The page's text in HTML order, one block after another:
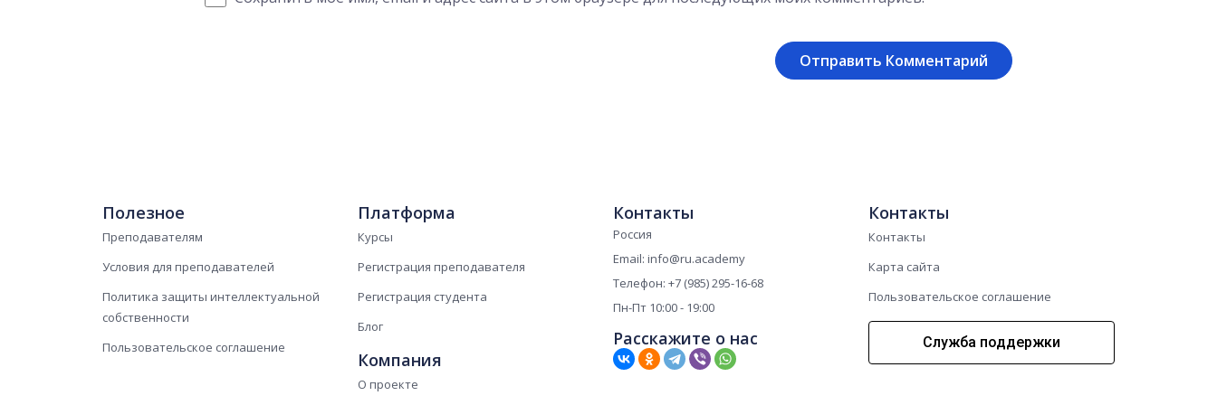
Полезное
Преподавателям
Условия для преподавателей
Политика защиты интеллектуальной
собственности
Пользовательское соглашение
Платформа
Курсы
Регистрация преподавателя
Регистрация студента
Блог
Компания
О проекте
Контакты
Россия
Email: info@ru.academy
Телефон: +7 (985) 295-16-68
Пн-Пт 10:00 - 19:00
Расскажите о нас
Контакты
Контакты
Карта сайта
Пользовательское соглашение
Служба поддержки